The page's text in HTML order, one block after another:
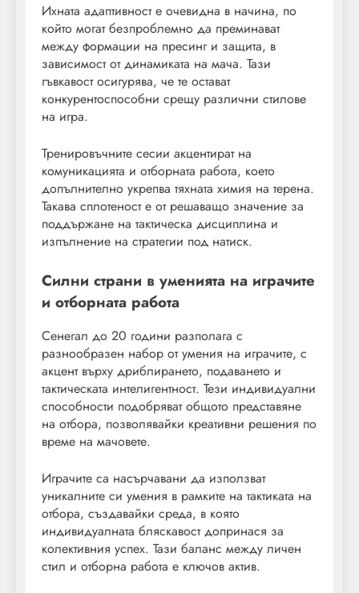
Ихната адаптивност е очевидна в начина, по
който могат безпроблемно да преминават
между формации на пресинг и защита, в
зависимост от динамиката на мача. Тази
гъвкавост осигурява, че те остават
конкурентоспособни срещу различни стилове
на игра.
Тренировъчните сесии акцентират на
комуникацията и отборната работа, което
допълнително укрепва тяхната химия на терена.
Такава сплотеност е от решаващо значение за
поддържане на тактическа дисциплина и
изпълнение на стратегии под натиск.
Силни страни в уменията на играчите
и отборната работа
Сенегал до 20 години разполага с
разнообразен набор от умения на играчите, с
акцент върху дриблирането, подаването и
тактическата интелигентност. Тези индивидуални
способности подобряват общото представяне
на отбора, позволявайки креативни решения по
време на мачовете.
Играчите са насърчавани да използват
уникалните си умения в рамките на тактиката на
отбора, създавайки среда, в която
индивидуалната бляскавост допринася за
колективния успех. Тази баланс между личен
стил и отборна работа е ключов актив.